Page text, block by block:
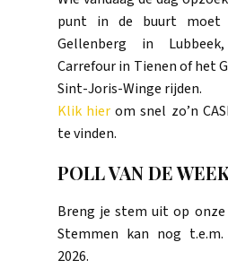
punt in de buurt moet
Gellenberg in
Carrefour in Tienen of het
Sint-Joris-Winge rijden.
Klik hierom snel zo’n
te vinden.
POLL VAN DE
Breng je stem uit op onze
Stemmen kan nog t.e.m.
2026.